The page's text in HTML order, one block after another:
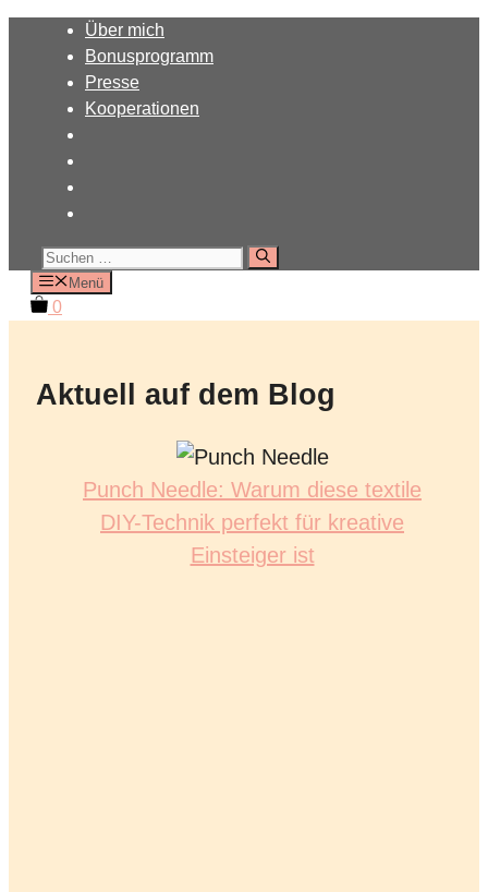
springen
Über mich
Bonusprogramm
Presse
Kooperationen
Suchen
nach:Menü
0
Aktuell auf dem Blog
Punch Needle: Warum diese textile
DIY-Technik perfekt für kreative
Einsteiger ist